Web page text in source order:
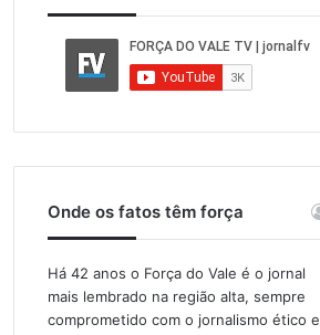
Onde os fatos têm força
Há 42 anos o Força do Vale é o jornal
mais lembrado na região alta, sempre
comprometido com o jornalismo ético e